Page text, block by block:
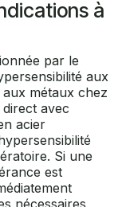
à
par le
aux
métaux chez
avec
acier
Si une
est